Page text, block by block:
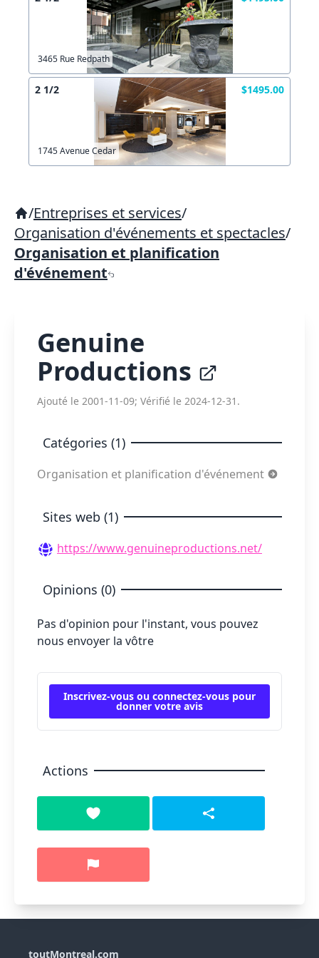
3465 Rue Redpath
2 1/2 $1495.00
1745 Avenue Cedar
/Entreprises et services/
Organisation d'événements et spectacles/
Organisation et planification
d'événement
Genuine
Productions
Ajouté le 2001-11-09; Vérifié le 2024-12-31.
Catégories (1)
Organisation et planification d'événement
Sites web (1)
https://www.genuineproductions.net/
Opinions (0)
Pas d'opinion pour l'instant, vous pouvez
nous envoyer la vôtre
Inscrivez-vous ou connectez-vous pour
donner votre avis
Actions
toutMontreal.com